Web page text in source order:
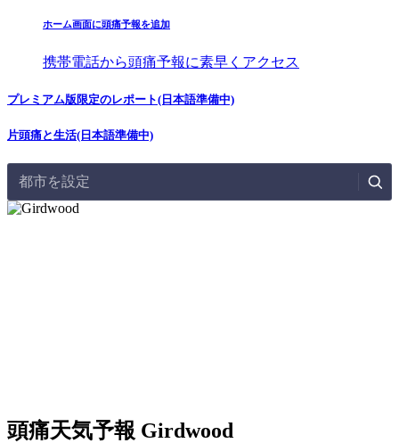
ホーム画面に頭痛予報を追加
携帯電話から頭痛予報に素早くアクセス
プレミアム版限定のレポート(日本語準備中)
片頭痛と生活(日本語準備中)
都市を設定
頭痛天気予報 Girdwood